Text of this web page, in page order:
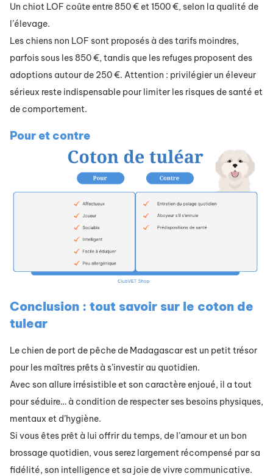
Un chiot LOF coûte entre 850 € et 1500 €, selon la qualité de
l’élevage.
Les chiens non LOF sont proposés à des tarifs moindres,
parfois sous les 850 €, tandis que les refuges proposent des
adoptions autour de 250 €. Attention : privilégier un éleveur
sérieux reste indispensable pour limiter les risques de santé et
de comportement.
Pour et contre
Conclusion : tout savoir sur le coton de
tulear
Le chien de port de pêche de Madagascar est un petit trésor
pour les maîtres prêts à s’investir au quotidien.
Avec son allure irrésistible et son caractère enjoué, il a tout
pour séduire… à condition de respecter ses besoins physiques,
mentaux et d’hygiène.
Si vous êtes prêt à lui offrir du temps, de l’amour et un bon
brossage quotidien, vous serez largement récompensé par sa
fidélité, son intelligence et sa joie de vivre communicative.